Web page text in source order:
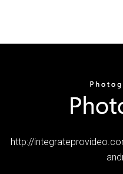
http://